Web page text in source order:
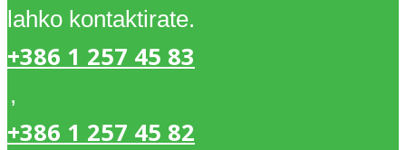
lahko kontaktirate.
+386 1 257 45 83
,
+386 1 257 45 82